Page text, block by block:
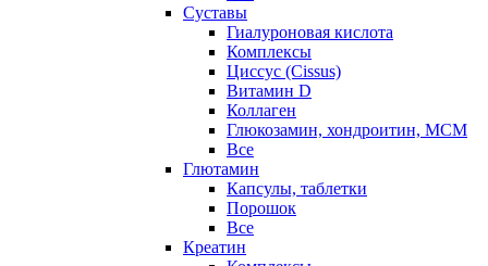
Суставы
Гиалуроновая кислота
Комплексы
Циссус (Cissus)
Витамин D
Коллаген
Глюкозамин, хондроитин, МСМ
Все
Глютамин
Капсулы, таблетки
Порошок
Все
Креатин